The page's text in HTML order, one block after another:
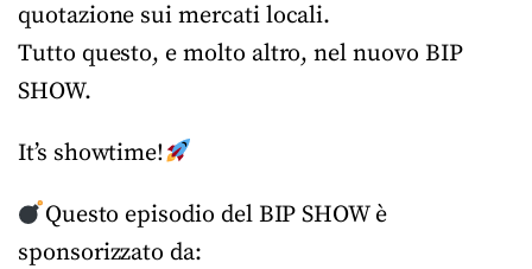
quotazione sui mercati locali.
Tutto questo, e molto altro, nel nuovo BIP
SHOW.
It’s showtime!
Questo episodio del BIP SHOW è
sponsorizzato da: